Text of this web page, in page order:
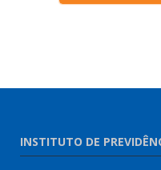
INSTITUTO DE